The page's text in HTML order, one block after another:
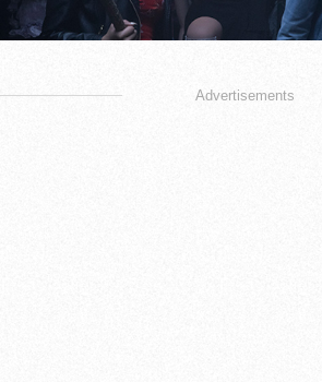
Advertisements